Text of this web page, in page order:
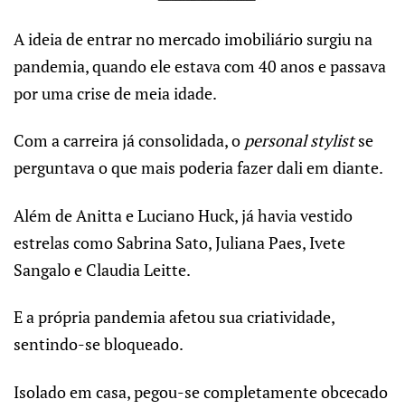
A ideia de entrar no mercado imobiliário surgiu na
pandemia, quando ele estava com 40 anos e passava
por uma crise de meia idade.
Com a carreira já consolidada, o personal stylistse
perguntava o que mais poderia fazer dali em diante.
Além de Anitta e Luciano Huck, já havia vestido
estrelas como Sabrina Sato, Juliana Paes, Ivete
Sangalo e Claudia Leitte.
E a própria pandemia afetou sua criatividade,
sentindo-se bloqueado.
Isolado em casa, pegou-se completamente obcecado